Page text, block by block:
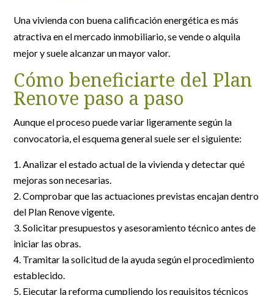
Una vivienda con buena calificación energética es más
atractiva en el mercado inmobiliario, se vende o alquila
mejor y suele alcanzar un mayor valor.
Cómo beneficiarte del Plan
Renove paso a paso
Aunque el proceso puede variar ligeramente según la
convocatoria, el esquema general suele ser el siguiente:
Analizar el estado actual de la vivienda y detectar qué
mejoras son necesarias.
Comprobar que las actuaciones previstas encajan dentro
del Plan Renove vigente.
Solicitar presupuestos y asesoramiento técnico antes de
iniciar las obras.
Tramitar la solicitud de la ayuda según el procedimiento
establecido.
Ejecutar la reforma cumpliendo los requisitos técnicos